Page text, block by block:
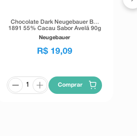
Chocolate Dark Neugebauer Bar
1891 55% Cacau Sabor Avelã 90g
Neugebauer
R$ 19,09
Comprar